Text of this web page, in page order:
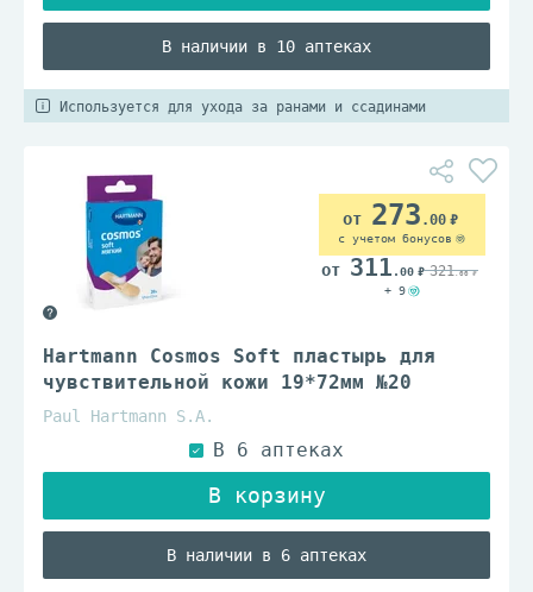
В наличии в 10 аптеках
Используется для ухода за ранами и ссадинами
Hartmann Cosmos Soft пластырь для
чувствительной кожи 19*72мм №20
Paul Hartmann S.A.
В наличии в 6 аптеках
273 .00
с учетом бонусов
311 .00 321.00
+ 9